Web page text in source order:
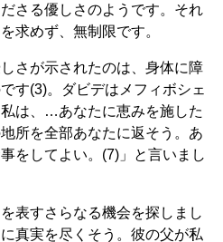
さる優しさのようです。それ
求めず、無制限です。
さが示されたのは、身体に障
す(3)。ダビデはメフィボシェ
は、…あなたに恵みを施した
所を全部あなたに返そう。あ
をしてよい。(7)」と言いまし
表すさらなる機会を探しまし
真実を尽くそう。彼の父が私